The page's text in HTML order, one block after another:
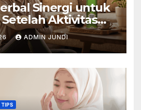
Sinergi untuk
Aktivitas
ADMIN JUNDI
TIPS